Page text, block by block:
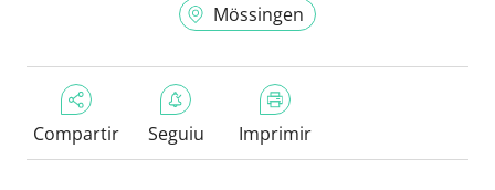
Mössingen
Compartir Seguiu Imprimir